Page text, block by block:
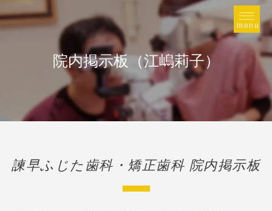
院内掲示板（江嶋莉子）
諫早ふじた歯科・矯正歯科 院内掲示板